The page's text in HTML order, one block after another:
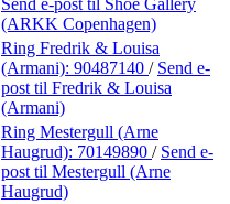
(ARKK Copenhagen)
Ring Fredrik & Louisa
(Armani): 90487140 / Send e-
post til Fredrik & Louisa
(Armani)
Ring Mestergull (Arne
Haugrud): 70149890 / Send e-
post til Mestergull (Arne
Haugrud)